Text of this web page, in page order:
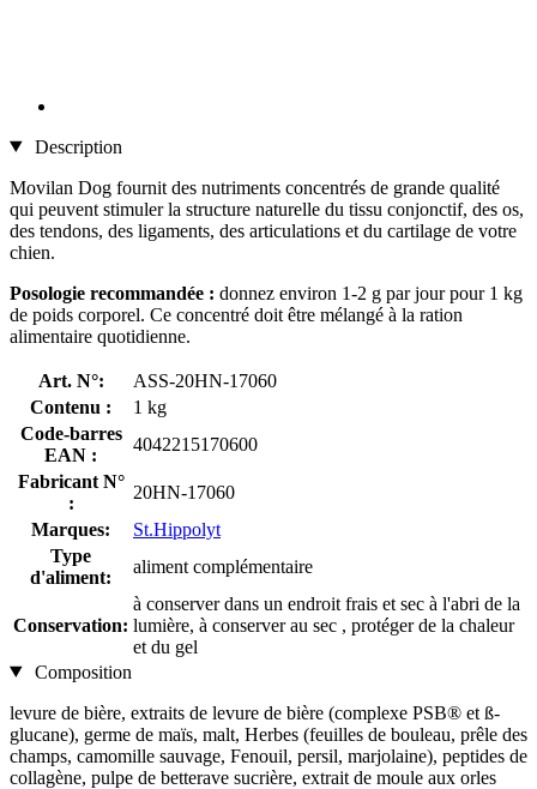
Description
Movilan Dog fournit des nutriments concentrés de grande qualité
qui peuvent stimuler la structure naturelle du tissu conjonctif, des os,
des tendons, des ligaments, des articulations et du cartilage de votre
chien.
Posologie recommandée : donnez environ 1-2 g par jour pour 1 kg
de poids corporel. Ce concentré doit être mélangé à la ration
alimentaire quotidienne.
Art. N°:
ASS-20HN-17060
Contenu :
1 kg
Code-barres
EAN :
4042215170600
Fabricant N°
:
20HN-17060
Marques:
St.Hippolyt
Type
d'aliment:
aliment complémentaire
Conservation:
à conserver dans un endroit frais et sec à l'abri de la
lumière, à conserver au sec , protéger de la chaleur
et du gel
Composition
levure de bière, extraits de levure de bière (complexe PSB® et ß-
glucane), germe de maïs, malt, Herbes (feuilles de bouleau, prêle des
champs, camomille sauvage, Fenouil, persil, marjolaine), peptides de
collagène, pulpe de betterave sucrière, extrait de moule aux orles